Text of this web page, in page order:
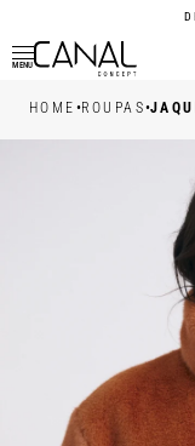
MENU
HOME •ROUPAS•